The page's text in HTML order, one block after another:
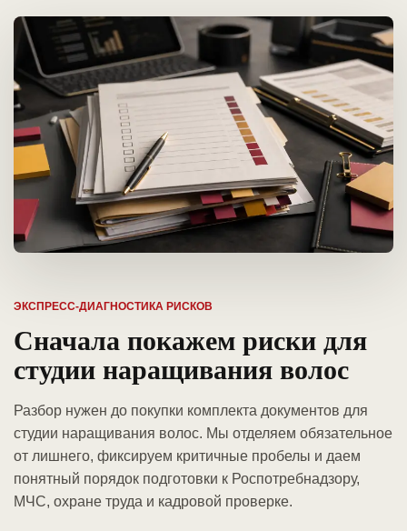
ЭКСПРЕСС-ДИАГНОСТИКА РИСКОВ
Сначала покажем риски для
студии наращивания волос
Разбор нужен до покупки комплекта документов для
студии наращивания волос. Мы отделяем обязательное
от лишнего, фиксируем критичные пробелы и даем
понятный порядок подготовки к Роспотребнадзору,
МЧС, охране труда и кадровой проверке.